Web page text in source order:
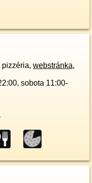
webstránka,
11:00-